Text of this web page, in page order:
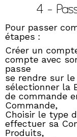
4 -
Pour passer
étapes :
Créer un
compte avec
passe
se rendre sur
sélectionner la
de commande
Commande,
Choisir le type
effectuer sa
Produits,